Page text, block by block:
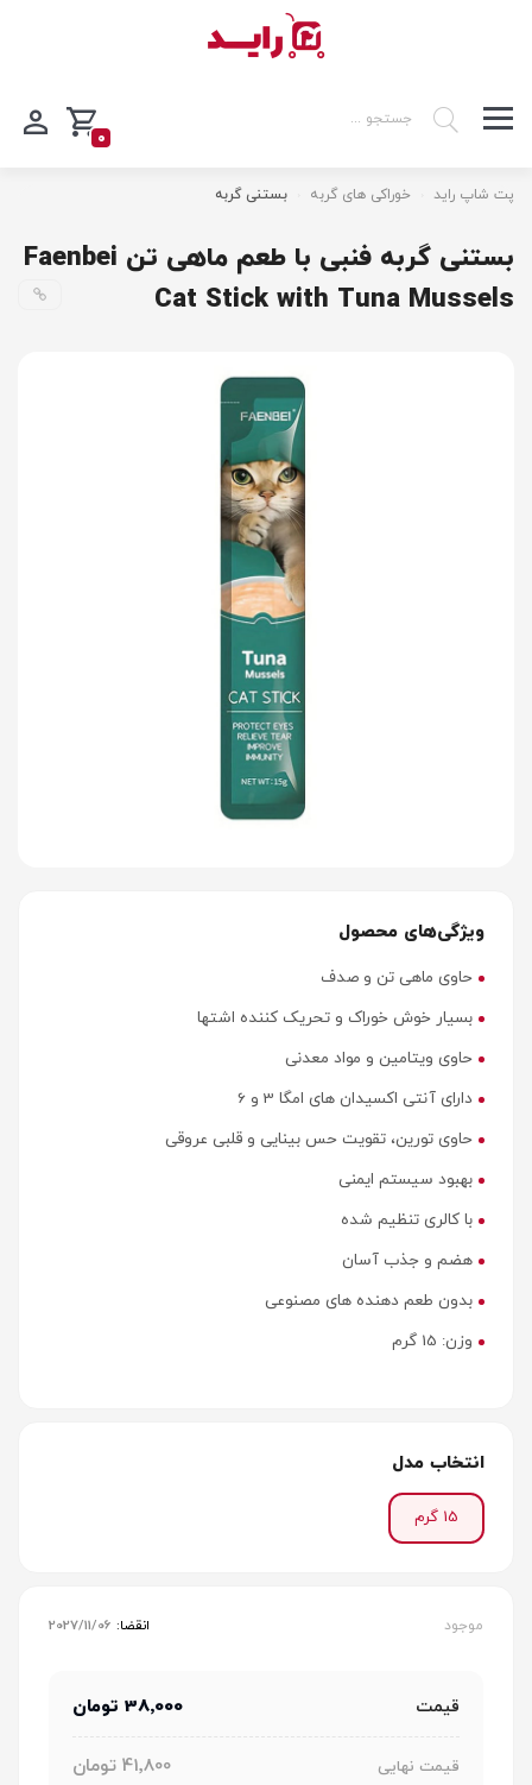
0
پت شاپ راید خوراکی های گربه بستنی گربه
بستنی گربه فنبی با طعم ماهی تن Faenbei
Cat Stick with Tuna Mussels
ویژگی‌های محصول
حاوی ماهی تن و صدف
بسیار خوش خوراک و تحریک کننده اشتها
حاوی ویتامین و مواد معدنی
دارای آنتی اکسیدان های امگا 3 و 6
حاوی تورین، تقویت حس بینایی و قلبی عروقی
بهبود سیستم ایمنی
با کالری تنظیم شده
هضم و جذب آسان
بدون طعم دهنده های مصنوعی
وزن: 15 گرم
انتخاب مدل
15 گرم
موجود انقضا: 2027/11/06
قیمت 38٬000 تومان
قیمت نهایی 41٬800 تومان